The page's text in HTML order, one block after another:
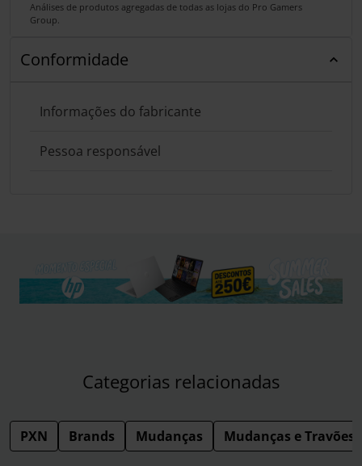
Análises de produtos agregadas de todas as lojas do Pro Gamers
Group.
Conformidade
Informações do fabricante
Pessoa responsável
Categorias relacionadas
PXN Brands Mudanças Mudanças e Travões